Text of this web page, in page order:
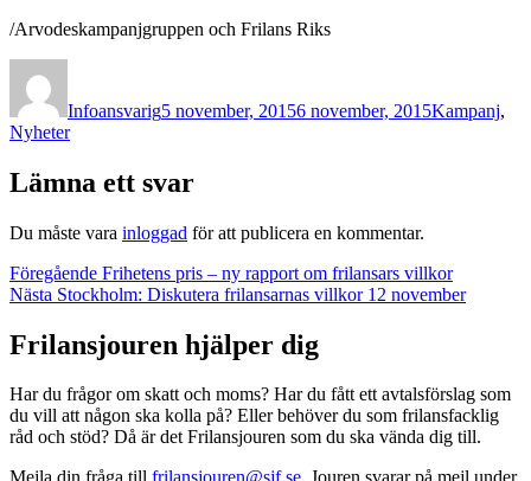
/Arvodeskampanjgruppen och Frilans Riks
Infoansvarig5 november, 20156 november, 2015Kampanj,
Nyheter
Lämna ett svar
Du måste vara inloggad för att publicera en kommentar.
Inläggsnavigering
Föregående Föregående
inlägg:
Frihetens pris – ny rapport om frilansars villkor
Nästa Nästa
Stockholm: Diskutera frilansarnas villkor 12 november
Frilansjouren hjälper dig
Har du frågor om skatt och moms? Har du fått ett avtalsförslag som
du vill att någon ska kolla på? Eller behöver du som frilansfacklig
råd och stöd? Då är det Frilansjouren som du ska vända dig till.